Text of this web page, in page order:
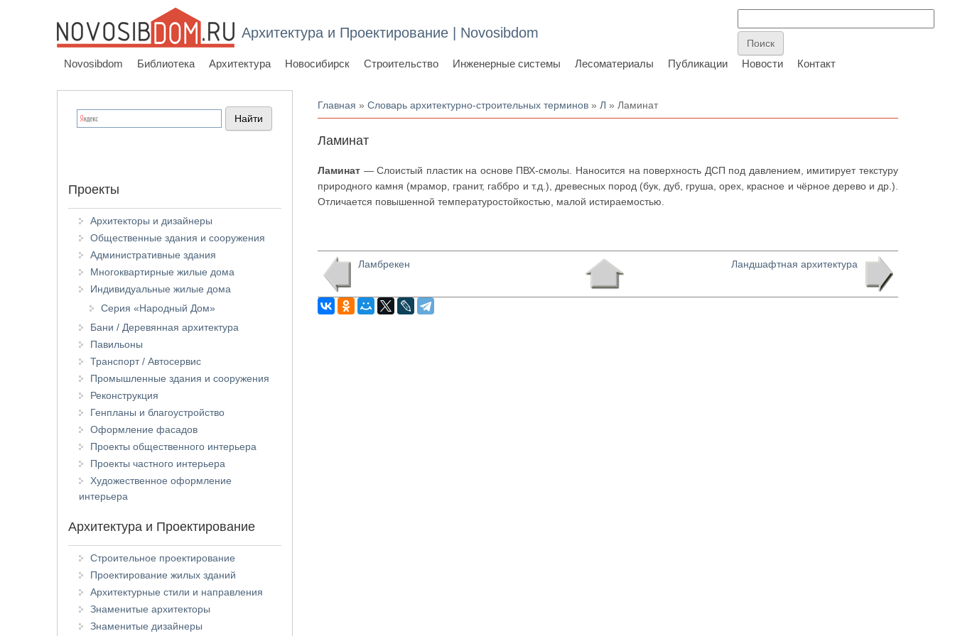
Архитектура и Проектирование | Novosibdom
Novosibdom Библиотека Архитектура Новосибирск Строительство Инженерные системы Лесоматериалы Публикации Новости Контакт
Вы здесь
Главная »Словарь архитектурно-строительных терминов » Л » Ламинат
Ламинат
Ламинат — Слоистый пластик на основе ПВХ-смолы. Наносится на поверхность ДСП под давлением, имитирует текстуру
природного камня (мрамор, гранит, габбро и т.д.), древесных пород (бук, дуб, груша, орех, красное и чёрное дерево и др.).
Отличается повышенной температуростойкостью, малой истираемостью.
Ламбрекен Ландшафтная архитектура
Проекты
Архитекторы и дизайнеры
Общественные здания и сооружения
Административные здания
Многоквартирные жилые дома
Индивидуальные жилые дома
Серия «Народный Дом»
Бани / Деревянная архитектура
Павильоны
Транспорт / Автосервис
Промышленные здания и сооружения
Реконструкция
Генпланы и благоустройство
Оформление фасадов
Проекты общественного интерьера
Проекты частного интерьера
Художественное оформление
интерьера
Архитектура и Проектирование
Строительное проектирование
Проектирование жилых зданий
Архитектурные стили и направления
Знаменитые архитекторы
Знаменитые дизайнеры